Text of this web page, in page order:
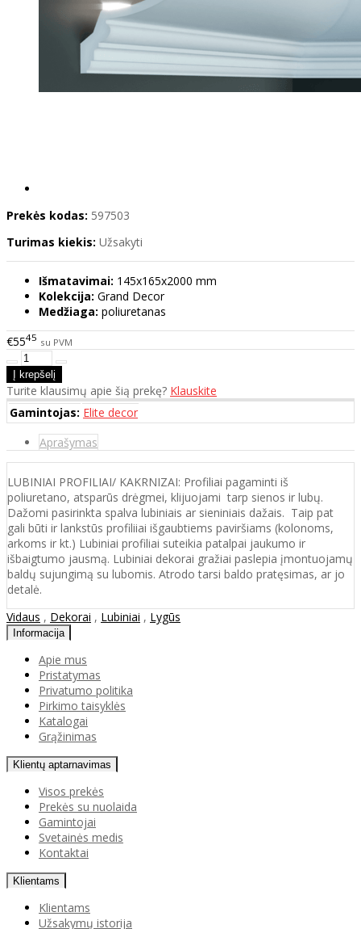
Prekės kodas: 597503
Turimas kiekis: Užsakyti
Išmatavimai: 145х165х2000 mm
Kolekcija: Grand Decor
Medžiaga: poliuretanas
€5545 su PVM
Turite klausimų apie šią prekę? Klauskite
Gamintojas: Elite decor
Aprašymas
LUBINIAI PROFILIAI/ KAKRNIZAI: Profiliai pagaminti iš
poliuretano, atsparūs drėgmei, klijuojami tarp sienos ir lubų.
Dažomi pasirinkta spalva lubiniais ar sieniniais dažais. Taip pat
gali būti ir lankstūs profiliiai išgaubtiems paviršiams (kolonoms,
arkoms ir kt.) Lubiniai profiliai suteikia patalpai jaukumo ir
išbaigtumo jausmą. Lubiniai dekorai gražiai paslepia įmontuojamų
baldų sujungimą su lubomis. Atrodo tarsi baldo pratęsimas, ar jo
detalė.
Vidaus , Dekorai , Lubiniai , Lygūs
Informacija
Apie mus
Pristatymas
Privatumo politika
Pirkimo taisyklės
Katalogai
Grąžinimas
Klientų aptarnavimas
Visos prekės
Prekės su nuolaida
Gamintojai
Svetainės medis
Kontaktai
Klientams
Klientams
Užsakymų istorija